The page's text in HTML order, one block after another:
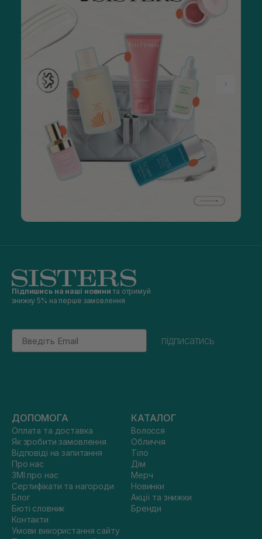
Підпишись на наші новини та отримуй
знижку 5% на перше замовлення
Email
підписатись
ДОПОМОГА
Оплата та доставка
Як зробити замовлення
Відповіді на запитання
Про нас
ЗМІ про нас
Сертифікати та нагороди
Блог
Бюті словник
Контакти
Умови використання сайту
КАТАЛОГ
Волосся
Обличчя
Тіло
Дім
Мерч
Новинки
Акції та знижки
Бренди